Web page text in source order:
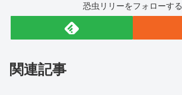
恐虫リリーをフォローする
関連記事